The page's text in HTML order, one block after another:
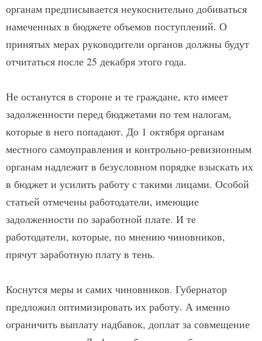
органам предписывается неукоснительно добиваться
намеченных в бюджете объемов поступлений. О
принятых мерах руководители органов должны будут
отчитаться после 25 декабря этого года.
Не останутся в стороне и те граждане, кто имеет
задолженности перед бюджетами по тем налогам,
которые в него попадают. До 1 октября органам
местного самоуправления и контрольно-ревизионным
органам надлежит в безусловном порядке взыскать их
в бюджет и усилить работу с такими лицами. Особой
статьей отмечены работодатели, имеющие
задолженности по заработной плате. И те
работодатели, которые, по мнению чиновников,
прячут заработную плату в тень.
Коснутся меры и самих чиновников. Губернатор
предложил оптимизировать их работу. А именно
ограничить выплату надбавок, доплат за совмещение